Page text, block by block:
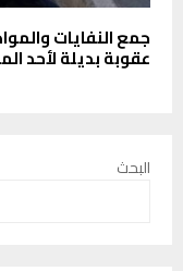
جمع النفايات
عقوبة بديلة لأحد
البحث